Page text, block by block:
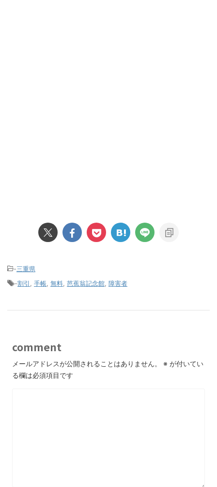
-三重県
-割引 手帳 無料 芭蕉翁記念館 障害者
comment
メールアドレスが公開されることはありません。 ※ が付いてい
る欄は必須項目です